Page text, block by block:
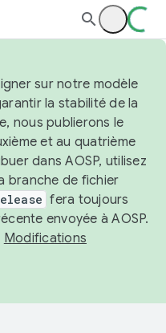
sur notre modèle
la stabilité de la
nous publierons le
et au quatrième
dans AOSP, utilisez
branche de fichier
fera toujours
envoyée à AOSP.
Modifications